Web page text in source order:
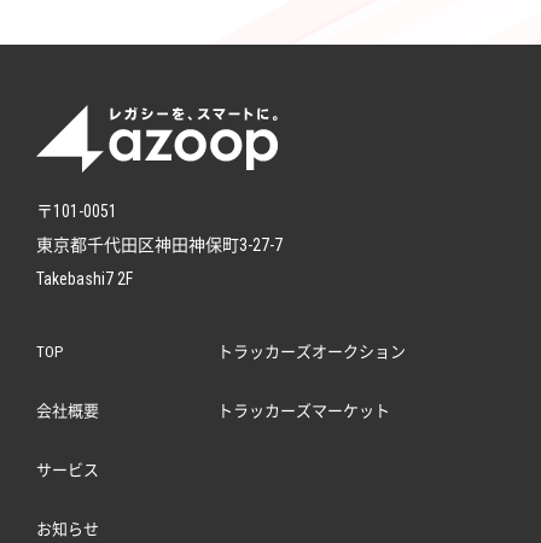
〒101-0051
東京都千代田区神田神保町3-27-7
Takebashi7 2F
TOP
会社概要
サービス
お知らせ
トラッカーズオークション
トラッカーズマーケット